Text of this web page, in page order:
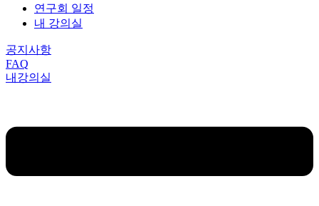
연구회 일정
내 강의실
공지사항
FAQ
내강의실